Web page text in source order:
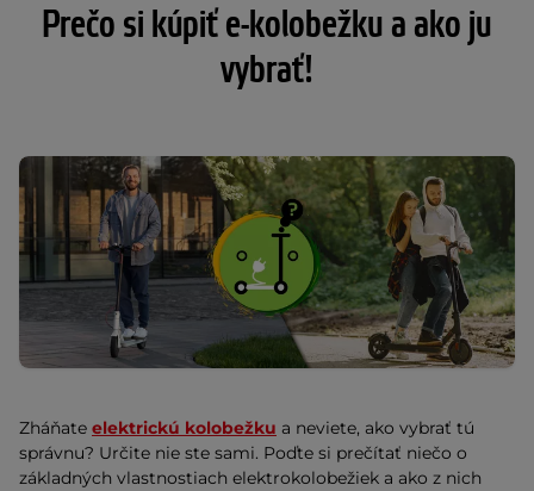
Prečo si kúpiť e-kolobežku a ako ju
vybrať!
Zháňate elektrickú kolobežku a neviete, ako vybrať tú
správnu? Určite nie ste sami. Poďte si prečítať niečo o
základných vlastnostiach elektrokolobežiek a ako z nich